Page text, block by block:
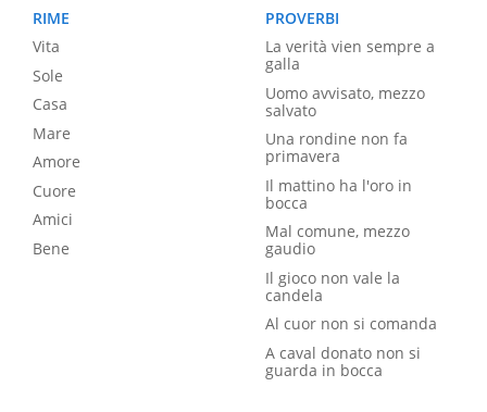
RIME
Vita
Sole
Casa
Mare
Amore
Cuore
Amici
Bene
PROVERBI
La verità vien sempre a
galla
Uomo avvisato, mezzo
salvato
Una rondine non fa
primavera
Il mattino ha l'oro in
bocca
Mal comune, mezzo
gaudio
Il gioco non vale la
candela
Al cuor non si comanda
A caval donato non si
guarda in bocca